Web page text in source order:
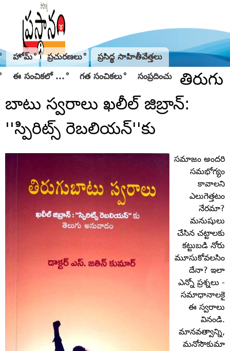
హోమ్ ప్రచురణలు ప్రసిద్థ సాహితీవేత్తలు
ఈ సంచికలో ... గత సంచికలు సంప్రదించు
తిరుగు
బాటు స్వరాలు ఖలీల్‌ జిబ్రాన్‌:
''స్పిరిట్స్‌ రెబలియన్‌''కు
సమాజం అందరి
సమభోగ్యం
కావాలని
ఎలుగెత్తటం
నేరమా?
మనుషులు
చేసిన చట్టాలకు
కట్టుబడి నోరు
మూసుకోవలసిం
దేనా? ఇలా
ఎన్నో ప్రశ్నలు -
సమాధానాలకై
ఈ స్వరాలు
వినండి.
మానవత్వాన్ని,
మనోసౌకుమా